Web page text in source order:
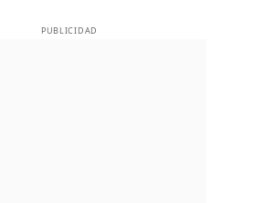
PUBLICIDAD